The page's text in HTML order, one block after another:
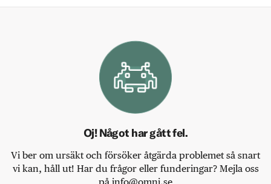
Oj! Något har gått fel.
Vi ber om ursäkt och försöker åtgärda problemet så snart
vi kan, håll ut! Har du frågor eller funderingar? Mejla oss